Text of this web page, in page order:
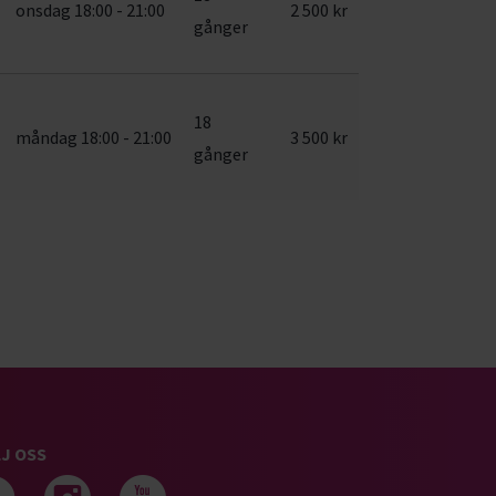
onsdag 18:00 - 21:00
gånger
2 500 kr
måndag 18:00 - 21:00
18
gånger
3 500 kr
OSS